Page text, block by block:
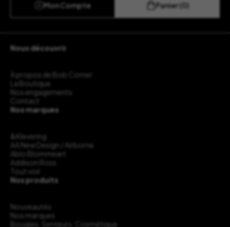
Mon Compte Panier (0)
Nous découvrir
À propos de Bob Corner
La Boutique
Nos engagements
Contact
Nos marques
&Klevering
AA New Design / Airborne
Ablo Blommeart
Addison Ross
Tout voir
Nos produits
Nouveautés
Nos marques
Bougies, Senteurs, Cosmétique